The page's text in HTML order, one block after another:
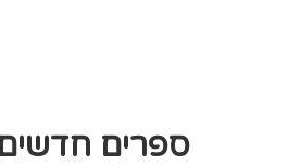
ספרים